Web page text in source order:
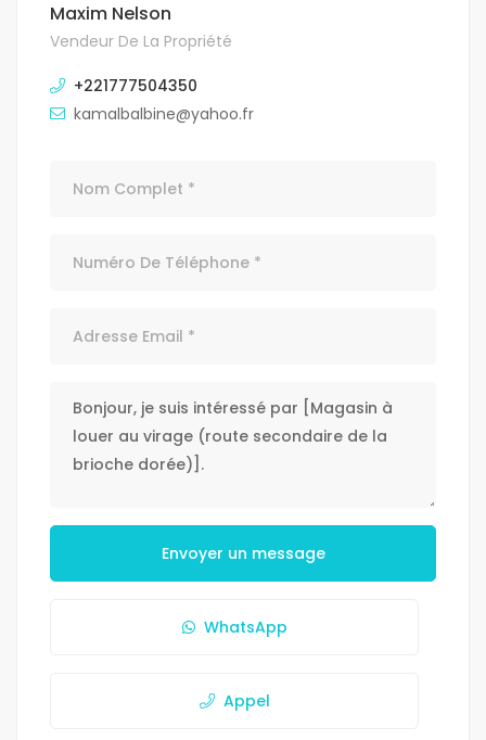
Maxim Nelson
Vendeur De La Propriété
+221777504350
kamalbalbine@yahoo.fr
Envoyer un message
WhatsApp
Appel